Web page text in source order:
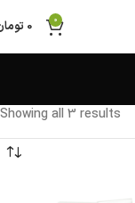
0
0
Showing all 3 results